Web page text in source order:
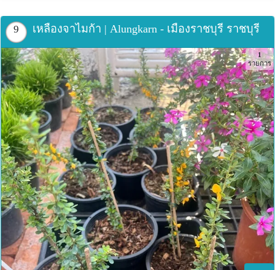
9 เหลืองจาไมก้า | Alungkarn - เมืองราชบุรี ราชบุรี
1
รายการ